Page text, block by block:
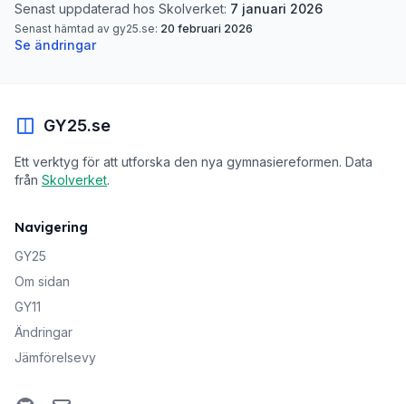
Senast uppdaterad hos Skolverket: 7 januari 2026
Senast hämtad av gy25.se: 20 februari 2026
Se ändringar
GY25.se
Ett verktyg för att utforska den nya gymnasiereformen. Data
från Skolverket.
Navigering
GY25
Om sidan
GY11
Ändringar
Jämförelsevy